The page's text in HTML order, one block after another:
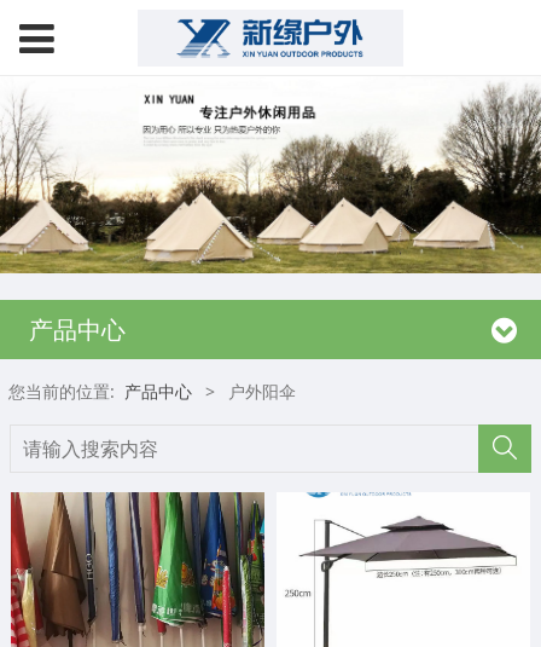
产品中心
您当前的位置: 产品中心 > 户外阳伞